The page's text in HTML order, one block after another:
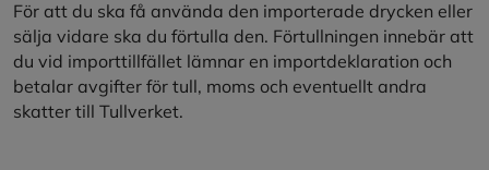
För att du ska få använda den importerade drycken eller
sälja vidare ska du förtulla den. Förtullningen innebär att
du vid importtillfället lämnar en importdeklaration och
betalar avgifter för tull, moms och eventuellt andra
skatter till Tullverket.